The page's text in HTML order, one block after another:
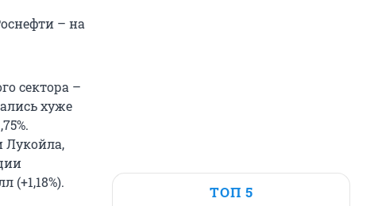
– на
сектора –
хуже
Лукойла,
(+1,18%).
ТОП 5